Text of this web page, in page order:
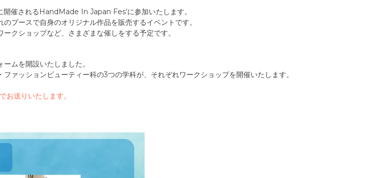
催されるHandMade In Japan Fes’に参加いたします。
ブースで自身のオリジナル作品を販売するイベントです。
クショップなど、さまざまな催しをする予定です。
ムを開設いたしました。
ァッションビューティー科の3つの学科が、それぞれワークショップを開催いたします。
お送りいたします。